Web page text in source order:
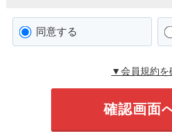
同意する
▼会員規約